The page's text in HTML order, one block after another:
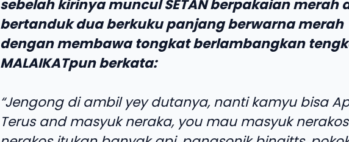
sebelah kirinya muncul SETAN berpakaian merah
bertanduk dua berkuku panjang berwarna merah
dengan membawa tongkat berlambangkan
MALAIKATpun berkata:
“Jengong di ambil yey dutanya, nanti kamyu bisa
Terus and masyuk neraka, you mau masyuk nerakos